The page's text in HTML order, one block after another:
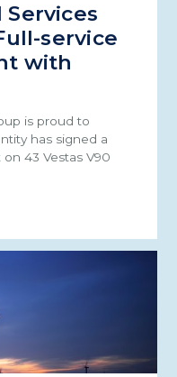
service
with
is proud to
has signed a
43 Vestas V90